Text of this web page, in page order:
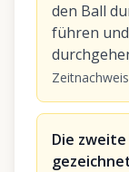
den Ball
führen
Zeitnachweis
Die